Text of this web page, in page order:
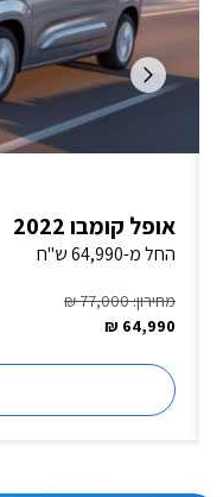
אופל קומבו 2022
החל מ-64,990 ש"ח
מחירון: 77,000 ₪
64,990 ₪